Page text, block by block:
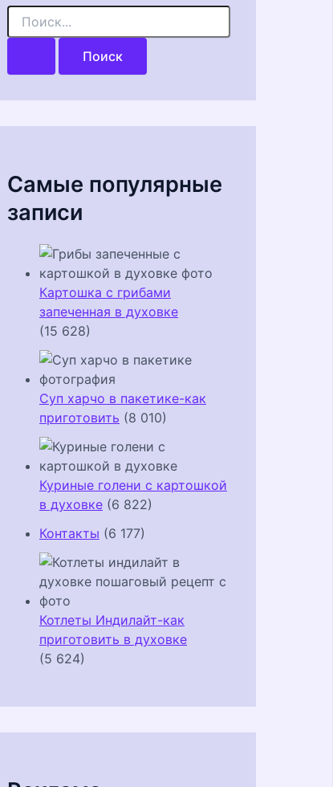
П
и
к
Самые популярные
записи
Картошка с грибами
запеченная в духовке
(15 628)
Суп харчо в пакетике-как
приготовить (8 010)
Куриные голени с картошкой
в духовке (6 822)
Контакты (6 177)
Котлеты Индилайт-как
приготовить в духовке
(5 624)